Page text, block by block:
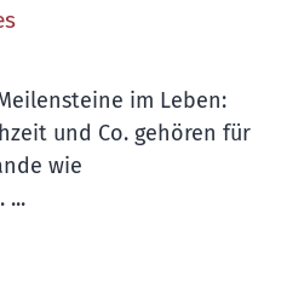
im Leben:
und Co. gehören für
wie
...